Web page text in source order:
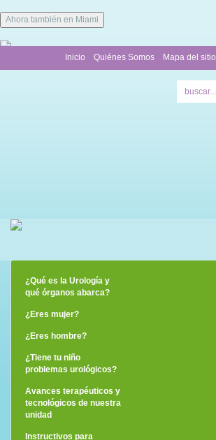
Ahora también en Miami
Mapa del sitio
Quiénes Somos
Inicio
¿Qué es la Urología y
qué órganos abarca?
¿Eres mujer?
¿Eres hombre?
¿Tiene tu niño
problemas urológicos?
Avances terapéuticos y
tecnológicos de nuestra
unidad
Instructivos para